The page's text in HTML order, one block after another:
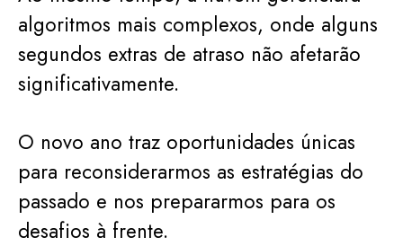
algoritmos mais complexos, onde alguns
segundos extras de atraso não afetarão
significativamente.
O novo ano traz oportunidades únicas
para reconsiderarmos as estratégias do
passado e nos prepararmos para os
desafios à frente.